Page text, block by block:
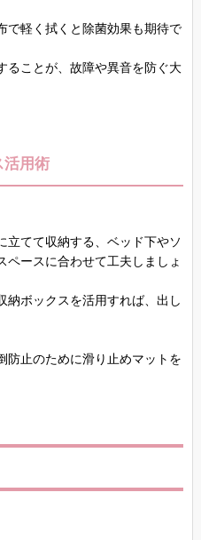
で軽く拭くと除菌効果も期待で
ることが、故障や異音を防ぐ大
活用術
立てて収納する、ベッド下やソ
ペースに合わせて工夫しましょ
納ボックスを活用すれば、出し
防止のために滑り止めマットを